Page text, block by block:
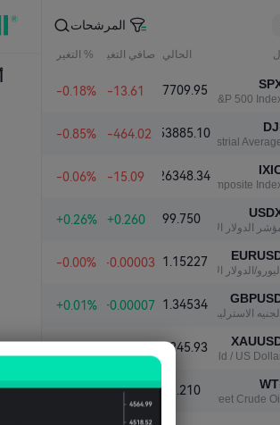
المرشحات
الحالي صافي التغير % التغير
S&P 500
7709.95
-13.61
-0.18%
Dow Jones Industrial
53885.10
-464.02
-0.85%
NASDAQ Composite
26348.34
-15.09
-0.06%
الدولار الأمريكي
99.750
+0.260
+0.26%
اليورو/الدولار الأمريكي
1.15227
-0.00003
-0.00%
الجنيه الاسترليني/الدولار الأمريكي
1.34534
+0.00007
+0.01%
Gold / US
4245.93
Light Sweet Crude Oil
77.210
-0.129
-0.17%